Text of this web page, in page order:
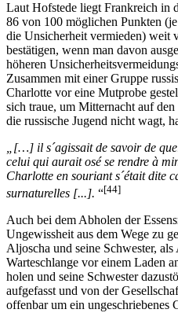
Laut Hofstede liegt Frankreich in
86 von 100 möglichen Punkten
die Unsicherheit vermieden) weit
bestätigen, wenn man davon
höheren
Zusammen mit einer Gruppe
Charlotte vor eine Mutprobe
sich traue, um Mitternacht auf
die russische Jugend nicht wagt,
„[…] il s´agissait de savoir de
celui qui aurait osé se rendre à
Charlotte en souriant s´était dite
surnaturelles [...]. “[44]
Auch bei dem Abholen der
Ungewissheit aus dem Wege zu
Aljoscha und seine Schwester,
Warteschlange vor einem Laden
holen und seine Schwester
aufgefasst und von der
offenbar um ein ungeschriebenes